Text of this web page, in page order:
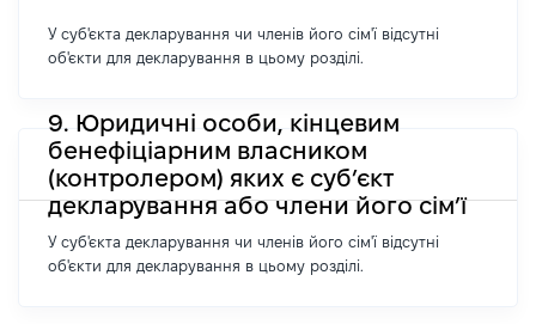
У суб'єкта декларування чи членів його сім'ї відсутні
об'єкти для декларування в цьому розділі.
9. Юридичні особи, кінцевим
бенефіціарним власником
(контролером) яких є суб’єкт
декларування або члени його сім’ї
У суб'єкта декларування чи членів його сім'ї відсутні
об'єкти для декларування в цьому розділі.